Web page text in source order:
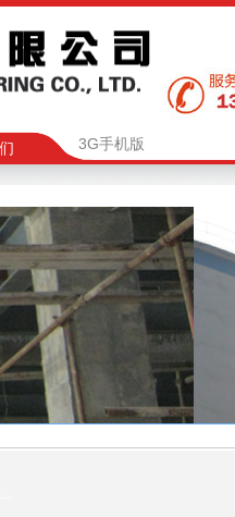
3G手机版